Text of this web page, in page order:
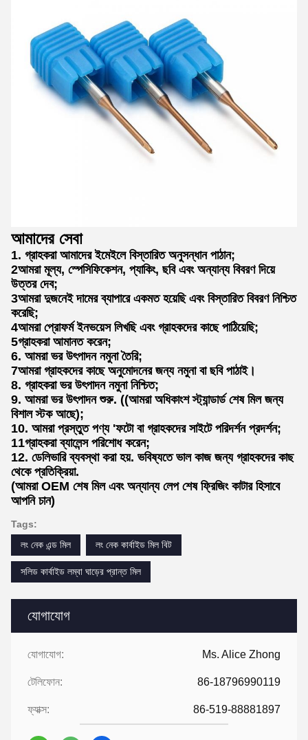
যোগাযোগ
যোগাযোগ: Ms. Alice Zhong
টেলিফোন: 86-18796990119
ফ্যাক্স: 86-519-88881897
আমাদের সেবা
1. গ্রাহকরা আমাদের ইমেইলে বিস্তারিত অনুসন্ধান পাঠান;
2আমরা মূল্য, স্পেসিফিকেশন, প্যাকিং, ছবি এবং অন্যান্য বিবরণ দিয়ে
উত্তর দেব;
3আমরা দুজনেই দামের ব্যাপারে একমত হয়েছি এবং বিস্তারিত বিবরণ নিশ্চিত
করেছি;
4আমরা প্রোফর্ম ইনভয়েস লিখছি এবং গ্রাহকদের কাছে পাঠিয়েছি;
5গ্রাহকরা আমানত করেন;
6. আমরা ভর উৎপাদন নমুনা তৈরি;
7আমরা গ্রাহকদের কাছে অনুমোদনের জন্য নমুনা বা ছবি পাঠাই।
8. গ্রাহকরা ভর উৎপাদন নমুনা নিশ্চিত;
9. আমরা ভর উৎপাদন শুরু. ((আমরা অধিকাংশ স্ট্যান্ডার্ড শেষ মিল জন্য
বিশাল স্টক আছে);
10. আমরা প্রস্তুত পণ্য 'ফটো বা গ্রাহকদের সাইটে পরিদর্শন প্রদর্শন;
11গ্রাহকরা ব্যালেন্স পরিশোধ করেন;
12. ডেলিভারি ব্যবস্থা করা হয়. ভবিষ্যতে ভাল কাজ জন্য গ্রাহকদের কাছ
থেকে প্রতিক্রিয়া.
(আমরা OEM শেষ মিল এবং অন্যান্য লেপ শেষ ফ্রিজিং কাটার হিসাবে
আপনি চান)
Tags:
লং নেক এন্ড মিল
লং নেক কার্বাইড মিল বিট
সলিড কার্বাইড লম্বা ঘাড়ের প্রান্ত মিল